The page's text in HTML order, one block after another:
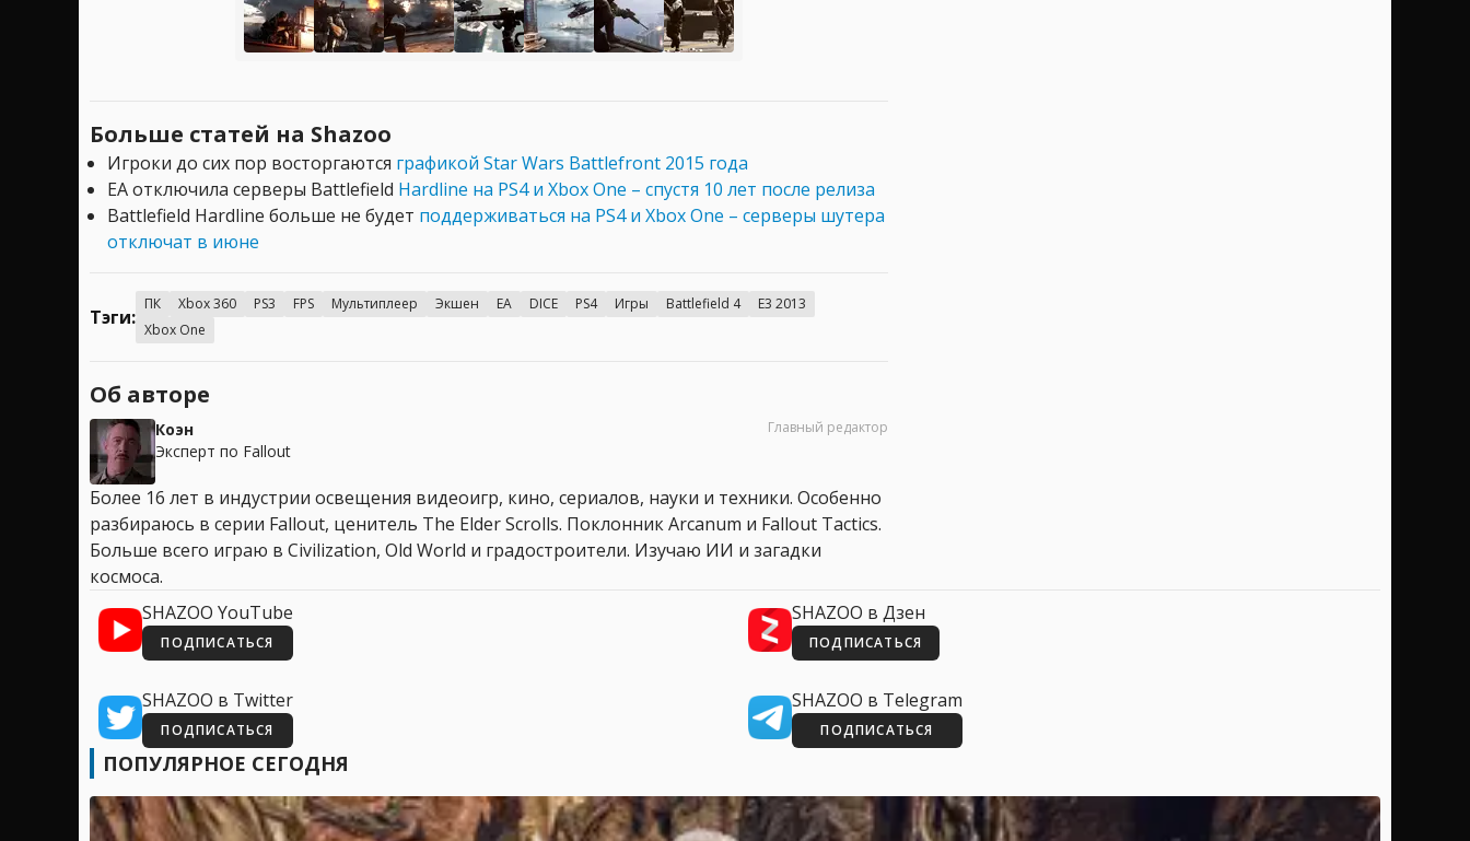
Больше статей на Shazoo
Игроки до сих пор восторгаются графикой Star Wars Battlefront 2015 года
EA отключила серверы Battlefield Hardline на PS4 и Xbox One – спустя 10 лет после релиза
Battlefield Hardline больше не будет поддерживаться на PS4 и Xbox One – серверы шутера
отключат в июне
Тэги:
ПК Xbox 360 PS3 FPS Мультиплеер Экшен EA DICE PS4 Игры Battlefield 4
E3 2013
Xbox One
Об авторе
Коэн
Эксперт по Fallout
Главный редактор
Более 16 лет в индустрии освещения видеоигр, кино, сериалов, науки и техники. Особенно
разбираюсь в серии Fallout, ценитель The Elder Scrolls. Поклонник Arcanum и Fallout Tactics.
Больше всего играю в Civilization, Old World и градостроители. Изучаю ИИ и загадки
космоса.
SHAZOO YouTube
ПОДПИСАТЬСЯ
SHAZOO в Дзен
ПОДПИСАТЬСЯ
SHAZOO в Twitter
ПОДПИСАТЬСЯ
SHAZOO в Telegram
ПОДПИСАТЬСЯ
ПОПУЛЯРНОЕ СЕГОДНЯ